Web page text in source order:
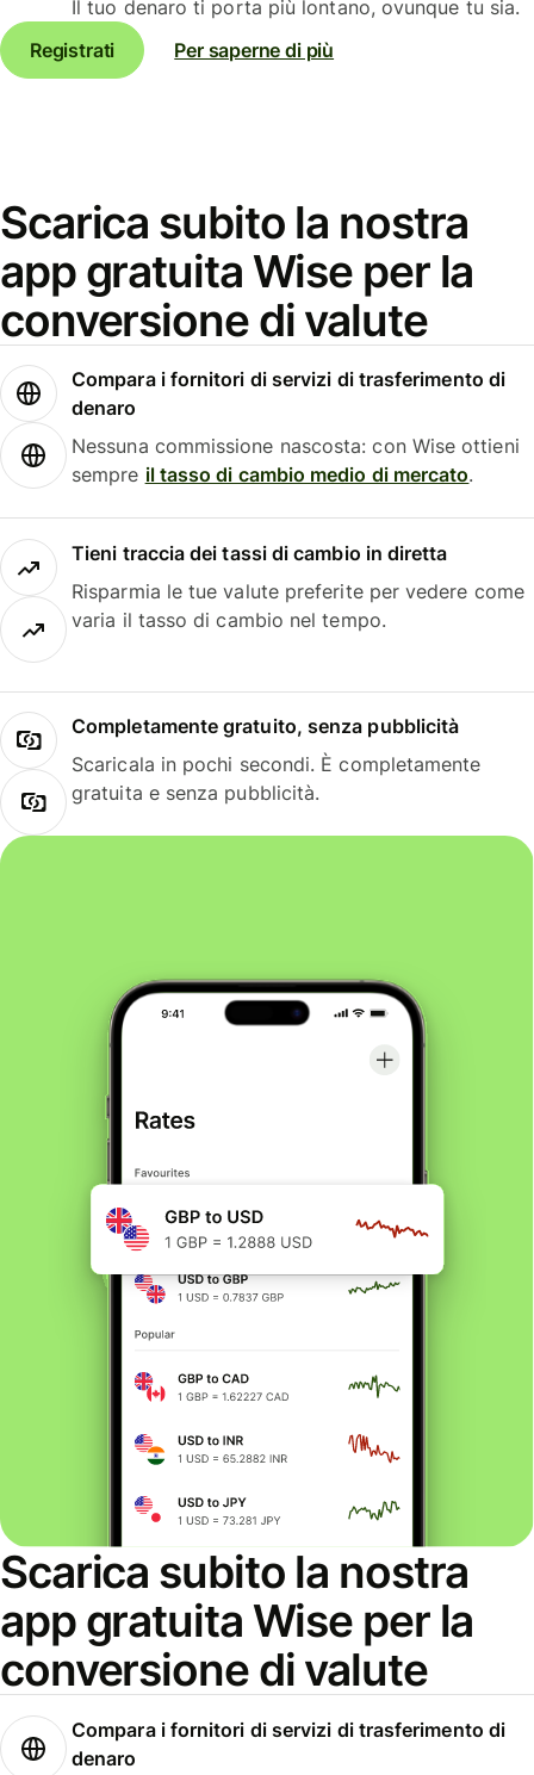
Il tuo denaro ti porta più lontano, ovunque tu sia.
Registrati
Per saperne di più
Scarica subito la nostra
app gratuita Wise per la
conversione di valute
Compara i fornitori di servizi di trasferimento di
denaro
Nessuna commissione nascosta: con Wise ottieni
sempre il tasso di cambio medio di mercato.
Tieni traccia dei tassi di cambio in diretta
Risparmia le tue valute preferite per vedere come
varia il tasso di cambio nel tempo.
Completamente gratuito, senza pubblicità
Scaricala in pochi secondi. È completamente
gratuita e senza pubblicità.
Scarica subito la nostra
app gratuita Wise per la
conversione di valute
Compara i fornitori di servizi di trasferimento di
denaro